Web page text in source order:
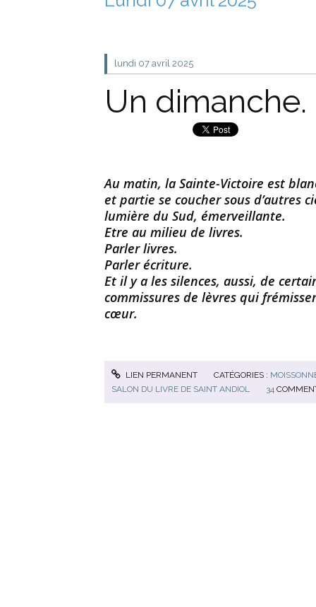
lundi 07 avril 2025
Un dimanche.
Au matin, la Sainte-Victoire est
et partie se coucher sous d’autres
lumière du Sud, émerveillante.
Etre au milieu de livres.
Parler livres.
Parler écriture.
Et il y a les silences, aussi, de
commissures de lèvres qui
cœur.
LIEN PERMANENT CATÉGORIES :
SALON DU LIVRE DE SAINT ANDIOL
34